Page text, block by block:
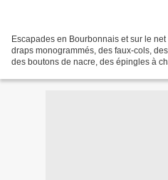
Escapades en Bourbonnais et sur le
draps monogrammés, des faux-cols,
des boutons de nacre, des épingles à